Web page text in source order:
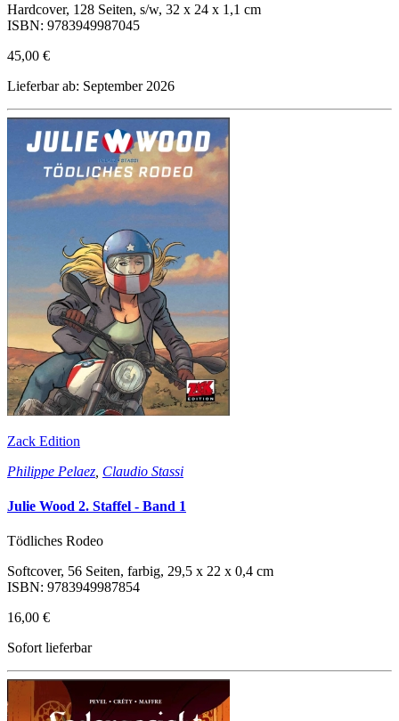
Hardcover, 128 Seiten, s/w, 32 x 24 x 1,1 cm
ISBN: 9783949987045
45,00 €
Lieferbar ab: September 2026
Zack Edition
Philippe Pelaez Claudio Stassi
Julie Wood 2. Staffel - Band 1
Tödliches Rodeo
Softcover, 56 Seiten, farbig, 29,5 x 22 x 0,4 cm
ISBN: 9783949987854
16,00 €
Sofort lieferbar